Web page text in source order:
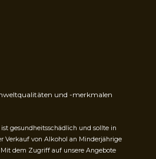
und -merkmalen
gesundheitsschädlich und sollte in
Verkauf von Alkohol an Minderjährige
Mit dem Zugriff auf unsere Angebote